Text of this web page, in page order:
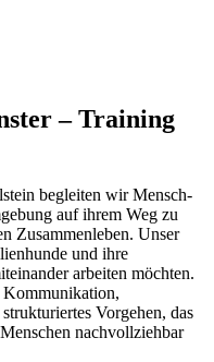
– Training
begleiten wir Mensch-
auf ihrem Weg zu
Zusammenleben. Unser
und ihre
arbeiten möchten.
Vorgehen, das
nachvollziehbar